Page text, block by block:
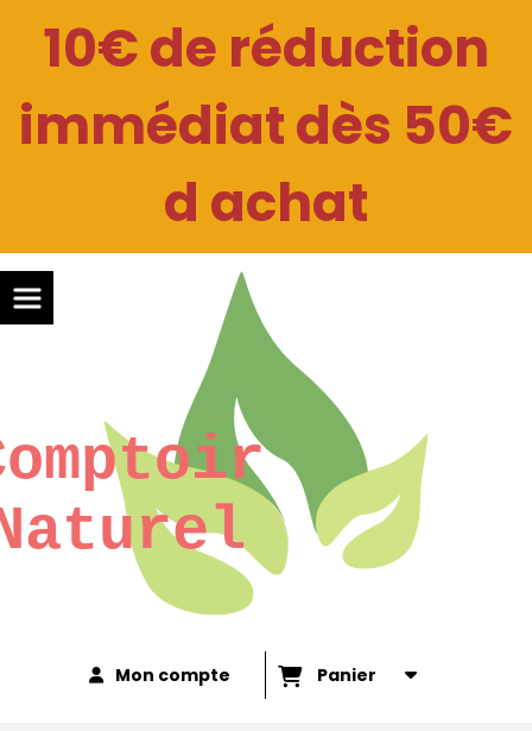
10€ de réduction
immédiat dès 50€
d achat
Mon compte Panier